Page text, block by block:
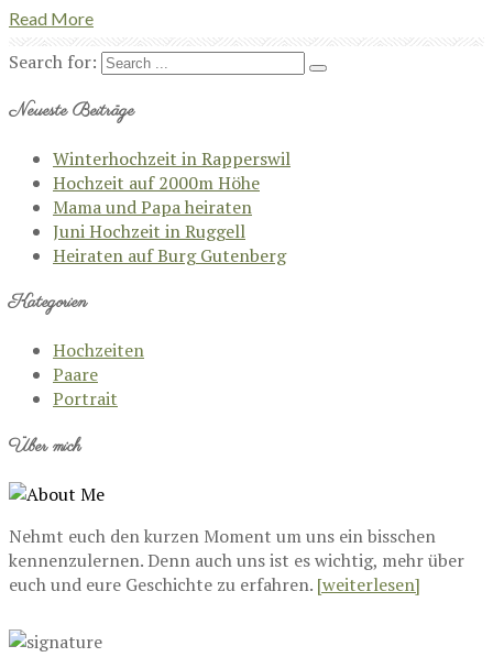
Read More
Search for:
Neueste Beiträge
Winterhochzeit in Rapperswil
Hochzeit auf 2000m Höhe
Mama und Papa heiraten
Juni Hochzeit in Ruggell
Heiraten auf Burg Gutenberg
Kategorien
Hochzeiten
Paare
Portrait
Über mich
Nehmt euch den kurzen Moment um uns ein bisschen
kennenzulernen. Denn auch uns ist es wichtig, mehr über
euch und eure Geschichte zu erfahren. [weiterlesen]